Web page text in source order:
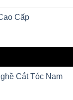
Cấp
Cắt Tóc Nam